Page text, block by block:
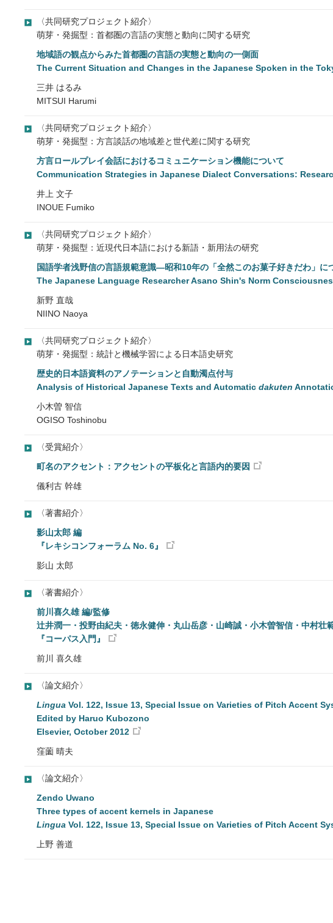
〈共同研究プロジェクト紹介〉
萌芽・発掘型：首都圏の言語の実態と動向に関する研究
地域語の観点からみた首都圏の言語の実態と動向の一側面
The Current Situation and Changes in the Japanese Spoken in the
三井 はるみ
MITSUI Harumi
〈共同研究プロジェクト紹介〉
萌芽・発掘型：方言談話の地域差と世代差に関する研究
方言ロールプレイ会話におけるコミュニケーション機能について
Communication Strategies in Japanese Dialect Conversations:
井上 文子
INOUE Fumiko
〈共同研究プロジェクト紹介〉
萌芽・発掘型：近現代日本語における新語・新用法の研究
国語学者浅野信の言語規範意識―昭和10年の「全然このお菓子好きだわ」
The Japanese Language Researcher Asano Shin's Norm
新野 直哉
NIINO Naoya
〈共同研究プロジェクト紹介〉
萌芽・発掘型：統計と機械学習による日本語史研究
歴史的日本語資料のアノテーションと自動濁点付与
Analysis of Historical Japanese Texts and Automatic dakuten
小木曽 智信
OGISO Toshinobu
〈受賞紹介〉
町名のアクセント：アクセントの平板化と言語内的要因
儀利古 幹雄
〈著書紹介〉
影山太郎 編
『レキシコンフォーラム No. 6』
影山 太郎
〈著書紹介〉
前川喜久雄 編/監修
辻井潤一・投野由紀夫・徳永健伸・丸山岳彦・山崎誠・小木曽智信・中村壮
『コーパス入門』
前川 喜久雄
〈論文紹介〉
Lingua Vol. 122, Issue 13, Special Issue on Varieties of Pitch Accent
Edited by Haruo Kubozono
Elsevier, October 2012
窪薗 晴夫
〈論文紹介〉
Zendo Uwano
Three types of accent kernels in Japanese
Lingua Vol. 122, Issue 13, Special Issue on Varieties of Pitch Accent
上野 善道